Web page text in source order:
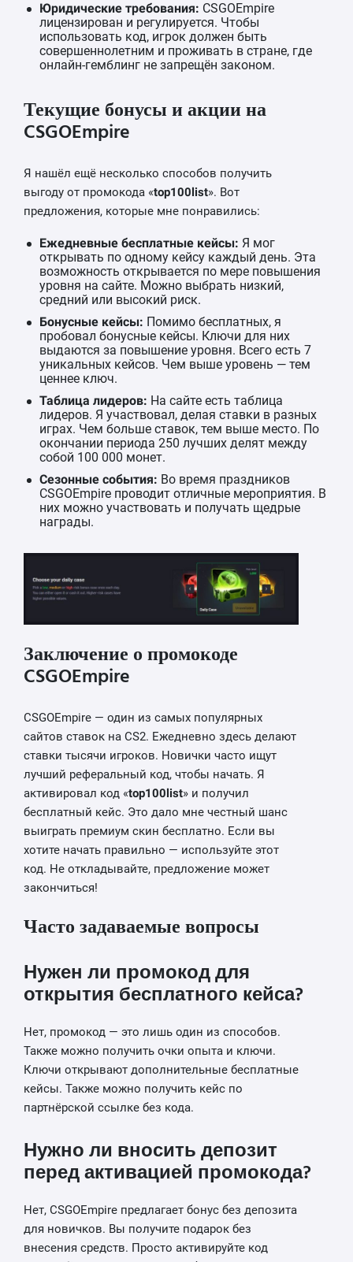
Юридические требования: CSGOEmpire
лицензирован и регулируется. Чтобы
использовать код, игрок должен быть
совершеннолетним и проживать в стране, где
онлайн-гемблинг не запрещён законом.
Текущие бонусы и акции на
CSGOEmpire
Я нашёл ещё несколько способов получить
выгоду от промокода «top100list». Вот
предложения, которые мне понравились:
Ежедневные бесплатные кейсы: Я мог
открывать по одному кейсу каждый день. Эта
возможность открывается по мере повышения
уровня на сайте. Можно выбрать низкий,
средний или высокий риск.
Бонусные кейсы: Помимо бесплатных, я
пробовал бонусные кейсы. Ключи для них
выдаются за повышение уровня. Всего есть 7
уникальных кейсов. Чем выше уровень — тем
ценнее ключ.
Таблица лидеров: На сайте есть таблица
лидеров. Я участвовал, делая ставки в разных
играх. Чем больше ставок, тем выше место. По
окончании периода 250 лучших делят между
собой 100 000 монет.
Сезонные события: Во время праздников
CSGOEmpire проводит отличные мероприятия. В
них можно участвовать и получать щедрые
награды.
Заключение о промокоде
CSGOEmpire
CSGOEmpire — один из самых популярных
сайтов ставок на CS2. Ежедневно здесь делают
ставки тысячи игроков. Новички часто ищут
лучший реферальный код, чтобы начать. Я
активировал код «top100list» и получил
бесплатный кейс. Это дало мне честный шанс
выиграть премиум скин бесплатно. Если вы
хотите начать правильно — используйте этот
код. Не откладывайте, предложение может
закончиться!
Часто задаваемые вопросы
Нужен ли промокод для
открытия бесплатного кейса?
Нет, промокод — это лишь один из способов.
Также можно получить очки опыта и ключи.
Ключи открывают дополнительные бесплатные
кейсы. Также можно получить кейс по
партнёрской ссылке без кода.
Нужно ли вносить депозит
перед активацией промокода?
Нет, CSGOEmpire предлагает бонус без депозита
для новичков. Вы получите подарок без
внесения средств. Просто активируйте код